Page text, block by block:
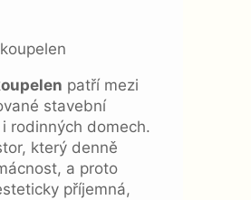
patří mezi
stavební
rodinných domech.
který denně
a proto
příjemná,